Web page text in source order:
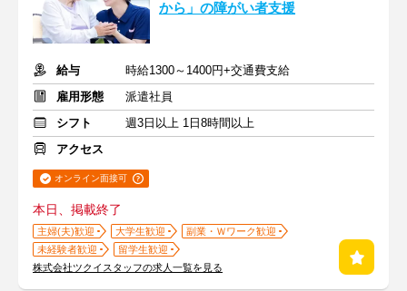
から」の障がい者支援
給与
時給1300～1400円+交通費支給
雇用形態
派遣社員
シフト
週3日以上 1日8時間以上
アクセス
オンライン面接可
本日、掲載終了
主婦(夫)歓迎 大学生歓迎
副業・Ｗワーク歓迎
未経験者歓迎
留学生歓迎
株式会社ツクイスタッフの求人一覧を見る